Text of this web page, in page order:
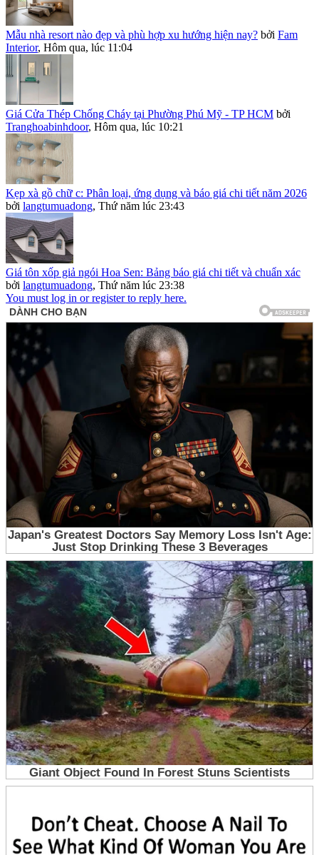
Mẫu nhà resort nào đẹp và phù hợp xu hướng hiện nay? bởi Fam
Interior, Hôm qua, lúc 11:04
Giá Cửa Thép Chống Cháy tại Phường Phú Mỹ - TP HCM bởi
Tranghoabinhdoor, Hôm qua, lúc 10:21
Kẹp xà gồ chữ c: Phân loại, ứng dụng và báo giá chi tiết năm 2026
bởi langtumuadong, Thứ năm lúc 23:43
Giá tôn xốp giả ngói Hoa Sen: Bảng báo giá chi tiết và chuẩn xác
bởi langtumuadong, Thứ năm lúc 23:38
You must log in or register to reply here.